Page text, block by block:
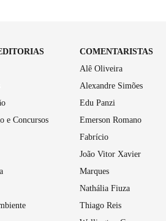
e Concursos
COMENTARISTAS
Alê Oliveira
Alexandre Simões
Edu Panzi
Emerson Romano
Fabrício
João Vitor Xavier
Marques
Nathália Fiuza
Thiago Reis